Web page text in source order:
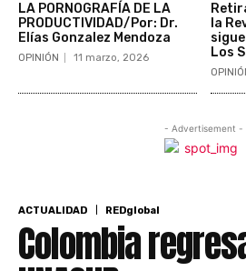
LA PORNOGRAFÍA DE LA
PRODUCTIVIDAD/Por: Dr.
Elías Gonzalez Mendoza
OPINIÓN 11 marzo, 2026
la
Los
- Advertisement -